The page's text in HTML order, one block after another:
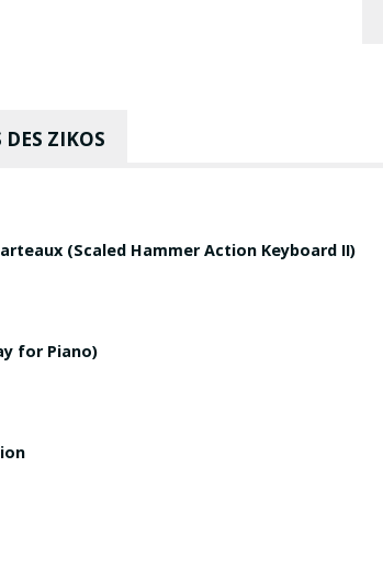
DES ZIKOS
(Scaled Hammer Action Keyboard II)
for Piano)